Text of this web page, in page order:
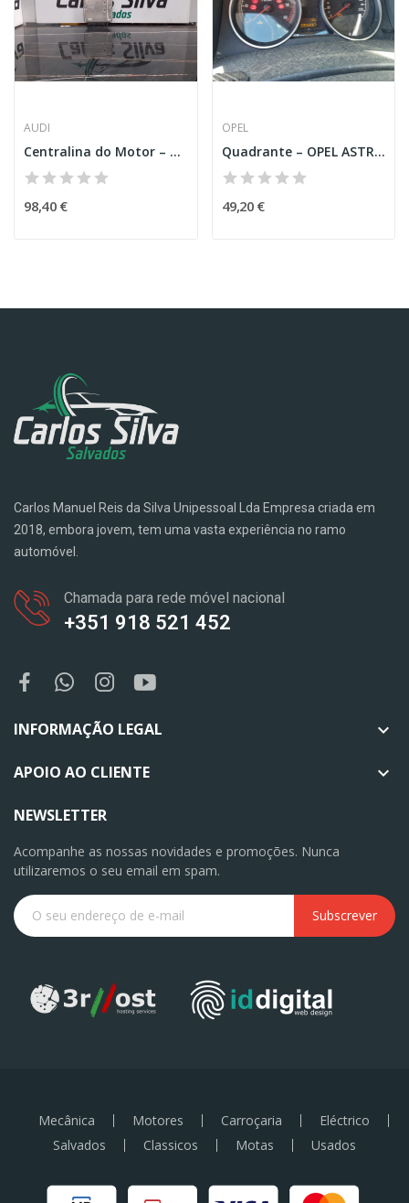
AUDI
Centralina do Motor – AUDI A4 (8K2, B8)
98,40 €
OPEL
Quadrante – OPEL ASTRA H (A04)
49,20 €
Carlos Manuel Reis da Silva Unipessoal Lda Empresa criada em
2018, embora jovem, tem uma vasta experiência no ramo
automóvel.
Chamada para rede móvel nacional
+351 918 521 452
INFORMAÇÃO LEGAL 
APOIO AO CLIENTE 
NEWSLETTER
Acompanhe as nossas novidades e promoções. Nunca
utilizaremos o seu email em spam.
Subscrever
Mecânica Motores Carroçaria
Eléctrico
Salvados
Classicos Motas Usados